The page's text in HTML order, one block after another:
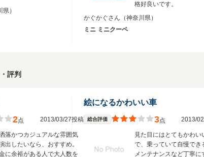
県）
格好良いです。
かぐかぐさん （神奈川県）
ミニ ミニクーペ
評判
2点 2013/03/27投稿
落かつカジュアルな雰囲気
出したいなら、おすすめ。
に余裕がある人で大人数を
絵になるかわいい車
総合評価 3点 2013/
見た目にはとてもかわい
で、乗っていて自慢でき
メンテナンスなど丁寧に